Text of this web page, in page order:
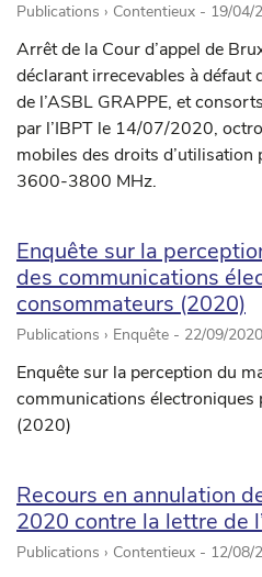
Publications › Contentieux - 19/04/
Arrêt de la Cour d’appel de
déclarant irrecevables à défaut
de l’ASBL GRAPPE, et
par l’IBPT le 14/07/2020,
mobiles des droits d’utilisation
3600-3800 MHz.
Enquête sur la
des communications
consommateurs (2020)
Publications › Enquête - 22/09/2020
Enquête sur la perception du
communications électroniques
(2020)
Recours en annulation
2020 contre la lettre de
Publications › Contentieux - 12/08/